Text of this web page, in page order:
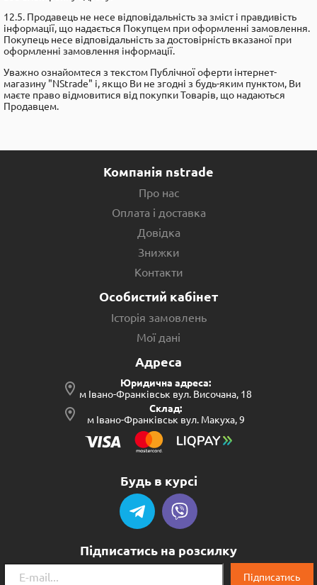
12.5. Продавець не несе відповідальність за зміст і правдивість
інформації, що надається Покупцем при оформленні замовлення.
Покупець несе відповідальність за достовірність вказаної при
оформленні замовлення інформації.
Уважно ознайомтеся з текстом Публічної оферти інтернет-
магазину "NStrade" i, якщо Ви не згодні з будь-яким пунктом, Ви
маєте право відмовитися від покупки Товарів, що надаються
Продавцем.
Компанія nstrade
Про нас
Оплата і доставка
Довідка
Знижки
Контакти
Особистий кабінет
Історія замовлень
Мої дані
Адреса
Юридична адреса:
м Івано-Франківськ вул. Височана, 18
Склад:
м Івано-Франківськ вул. Макуха, 9
Будь в курсі
Підписатись на розсилку
Підписатись